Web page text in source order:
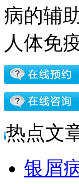
病的辅
人体免
热点文
银屑